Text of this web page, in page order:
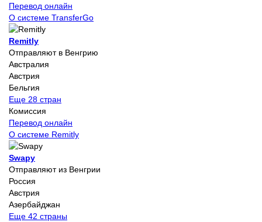
Перевод онлайн
О системе TransferGo
Remitly
Отправляют в Венгрию
Австралия
Австрия
Бельгия
Еще 28 стран
Комиссия
Перевод онлайн
О системе Remitly
Swapy
Отправляют из Венгрии
Россия
Австрия
Азербайджан
Еще 42 страны